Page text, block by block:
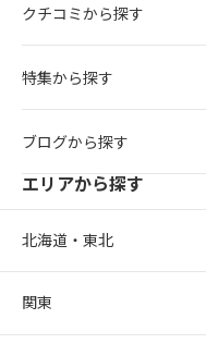
クチコミから探す
特集から探す
ブログから探す
エリアから探す
北海道・東北
関東